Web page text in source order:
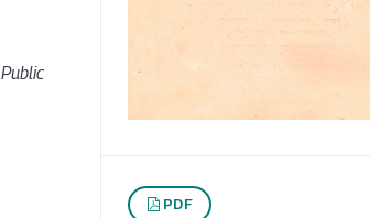
Public
PDF